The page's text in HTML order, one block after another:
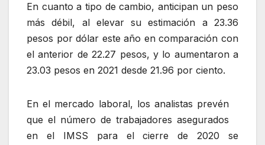
En cuanto a tipo de cambio, anticipan un peso
más débil, al elevar su estimación a 23.36
pesos por dólar este año en comparación con
el anterior de 22.27 pesos, y lo aumentaron a
23.03 pesos en 2021 desde 21.96 por ciento.
En el mercado laboral, los analistas prevén
que el número de trabajadores asegurados
en el IMSS para el cierre de 2020 se